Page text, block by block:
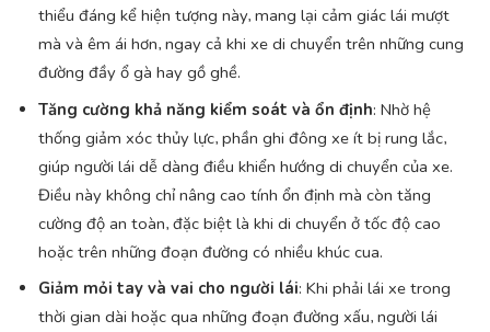
thiểu đáng kể hiện tượng này, mang lại cảm giác lái mượt
mà và êm ái hơn, ngay cả khi xe di chuyển trên những cung
đường đầy ổ gà hay gồ ghề.
Tăng cường khả năng kiểm soát và ổn định: Nhờ hệ
thống giảm xóc thủy lực, phần ghi đông xe ít bị rung lắc,
giúp người lái dễ dàng điều khiển hướng di chuyển của xe.
Điều này không chỉ nâng cao tính ổn định mà còn tăng
cường độ an toàn, đặc biệt là khi di chuyển ở tốc độ cao
hoặc trên những đoạn đường có nhiều khúc cua.
Giảm mỏi tay và vai cho người lái: Khi phải lái xe trong
thời gian dài hoặc qua những đoạn đường xấu, người lái